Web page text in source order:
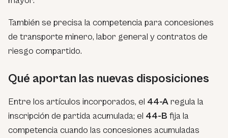
También se precisa la competencia para concesiones
de transporte minero, labor general y contratos de
riesgo compartido.
Qué aportan las nuevas disposiciones
Entre los artículos incorporados, el 44-Aregula la
inscripción de partida acumulada; el 44-B fija la
competencia cuando las concesiones acumuladas